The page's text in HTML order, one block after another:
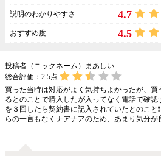
説明のわかりやすさ 4.7
おすすめ度 4.5
投稿者（ニックネーム）まあしい
総合評価： 2.5点
買った当時は対応がよく気持ちよかったが、
るとのことで購入したが入ってなく電話で確認
を３回したら契約書に記入されていたとのこと
らの一言もなくナアナアのため、あまり気分が